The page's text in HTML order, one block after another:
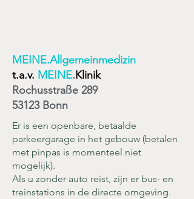
MEINE.Allgemeinmedizin
t.a.v. MEINE.Klinik
Rochusstraße 289
53123 Bonn
Er is een openbare, betaalde
parkeergarage in het gebouw (betalen
met pinpas is momenteel niet
mogelijk).
Als u zonder auto reist, zijn er bus- en
treinstations in de directe omgeving.